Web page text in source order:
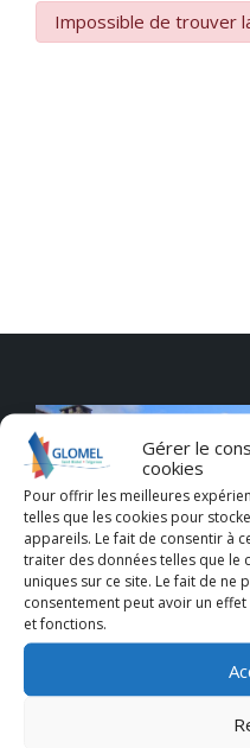
Gérer le
cookies
Pour offrir les meilleures
telles que les cookies pour
appareils. Le fait de consentir à
traiter des données telles que le
uniques sur ce site. Le fait de ne
consentement peut avoir un
et fonctions.
Impossible de trouver